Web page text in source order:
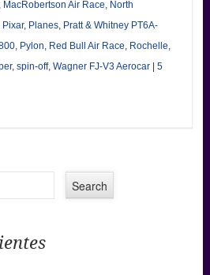
MacRobertson Air Race North
Pixar, Planes, Pratt & Whitney PT6A-
, Pylon Red Bull Air Race Rochelle
, spin-off, Wagner FJ-V3 Aerocar | 5